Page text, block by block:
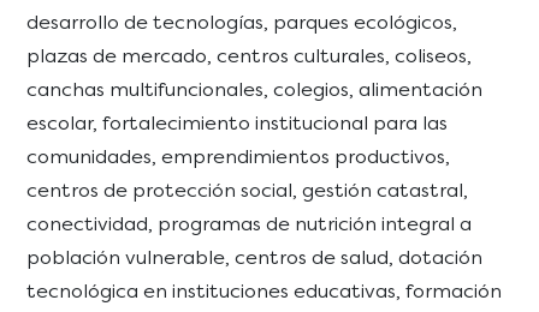
desarrollo de tecnologías, parques ecológicos,
plazas de mercado, centros culturales, coliseos,
canchas multifuncionales, colegios, alimentación
escolar, fortalecimiento institucional para las
comunidades, emprendimientos productivos,
centros de protección social, gestión catastral,
conectividad, programas de nutrición integral a
población vulnerable, centros de salud, dotación
tecnológica en instituciones educativas, formación